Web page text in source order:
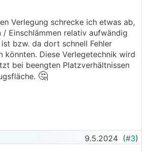
Verlegung schrecke ich etwas ab,
/ Einschlämmen relativ aufwändig
bzw. da dort schnell Fehler
könnten. Diese Verlegetechnik wird
bei beengten Platzverhältnissen
🤔
9.5.2024 (#3)